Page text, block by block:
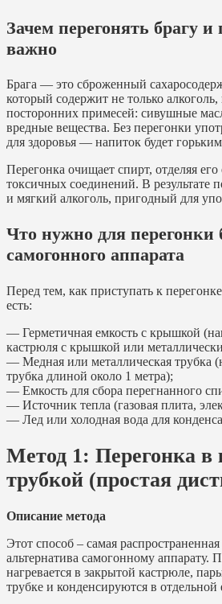
Зачем перегонять брагу и
важно
Брага — это сброженный
который содержит не только
посторонних примесей: сивушные
вредные вещества. Без перегонки
для здоровья — напиток будет
Перегонка очищает спирт, отделяя
токсичных соединений. В результате
и мягкий алкоголь, пригодный для
Что нужно для перегонки
самогонного аппарата
Перед тем, как приступать к
есть:
— Герметичная емкость с крышкой
кастрюля с крышкой или
— Медная или металлическая трубка
трубка длиной около 1 метра);
— Емкость для сбора перегнанного
— Источник тепла (газовая плита,
— Лед или холодная вода для
Метод 1: Перегонка в
трубкой (простая
Описание метода
Этот способ – самая
альтернатива самогонному аппарату.
нагревается в закрытой кастрюле,
трубке и конденсируются в отдельной